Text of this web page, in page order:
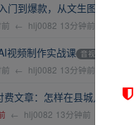
门到爆款，从文生图到图生
← hlj0082 13分钟前
视频制作实战课 音视频
← hlj0082 13分钟前
费文章：怎样在县城几乎0成
← hlj0082 13分钟前